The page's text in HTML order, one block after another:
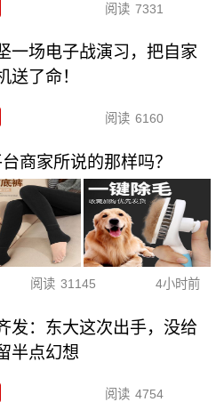
阅读 7331
一场电子战演习，把自家
送了命！
阅读 6160
商家所说的那样吗？
阅读 31145 4小时前
发：东大这次出手，没给
半点幻想
阅读 4754